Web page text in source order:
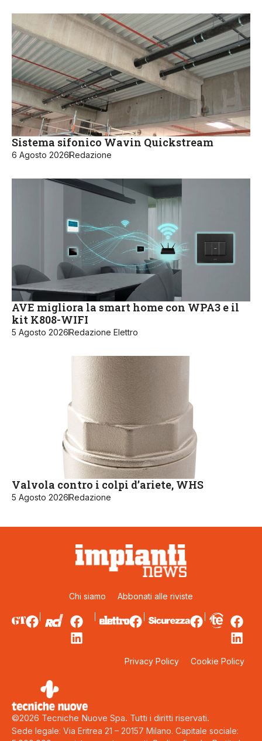
Sistema sifonico Wavin Quickstream
6 Agosto 2026Redazione
AVE migliora la smart home con WPA3 e il
kit K808-WIFI
5 Agosto 2026Redazione Elettro
Valvola contro i colpi d’ariete, WHS
5 Agosto 2026Redazione
Chi siamo Abbonati alle riviste
Privacy Policy Cookie Policy
©2026 Tecniche Nuove Spa. Tutti i diritti riservati.
Sede legale: Via Eritrea 21 – 20157 Milano. Capitale sociale: